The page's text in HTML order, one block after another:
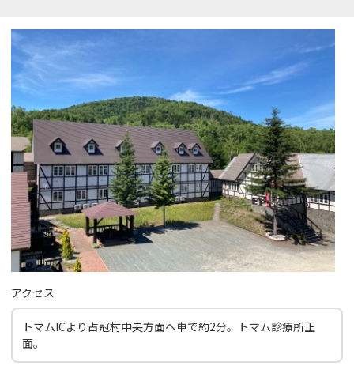
アクセス
トマムICより占冠村中央方面へ車で約2分。トマム診療所正
面。